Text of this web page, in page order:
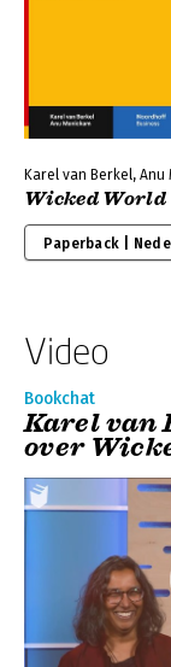
Karel van Berkel, Anu
Wicked World
Paperback |
Video
Bookchat
Karel van
over